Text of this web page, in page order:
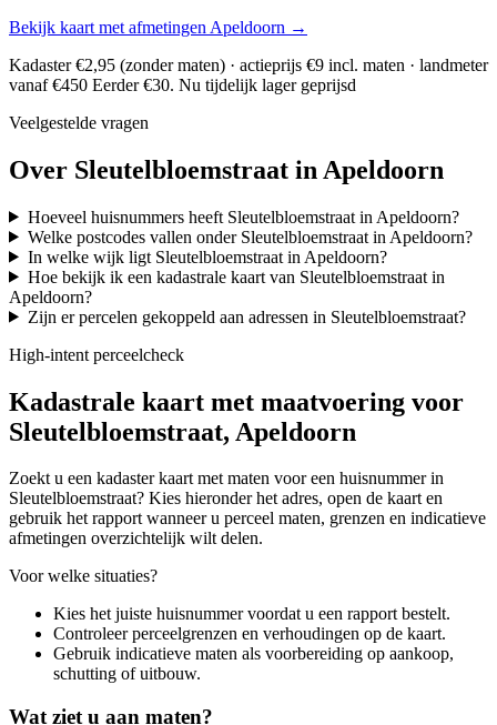
Bekijk kaart met afmetingen Apeldoorn →
Kadaster €2,95 (zonder maten) · actieprijs €9 incl. maten · landmeter
vanaf €450 Eerder €30. Nu tijdelijk lager geprijsd
Veelgestelde vragen
Over Sleutelbloemstraat in Apeldoorn
Hoeveel huisnummers heeft Sleutelbloemstraat in Apeldoorn?
Welke postcodes vallen onder Sleutelbloemstraat in Apeldoorn?
In welke wijk ligt Sleutelbloemstraat in Apeldoorn?
Hoe bekijk ik een kadastrale kaart van Sleutelbloemstraat in
Apeldoorn?
Zijn er percelen gekoppeld aan adressen in Sleutelbloemstraat?
High-intent perceelcheck
Kadastrale kaart met maatvoering voor
Sleutelbloemstraat, Apeldoorn
Zoekt u een kadaster kaart met maten voor een huisnummer in
Sleutelbloemstraat? Kies hieronder het adres, open de kaart en
gebruik het rapport wanneer u perceel maten, grenzen en indicatieve
afmetingen overzichtelijk wilt delen.
Voor welke situaties?
Kies het juiste huisnummer voordat u een rapport bestelt.
Controleer perceelgrenzen en verhoudingen op de kaart.
Gebruik indicatieve maten als voorbereiding op aankoop,
schutting of uitbouw.
Wat ziet u aan maten?